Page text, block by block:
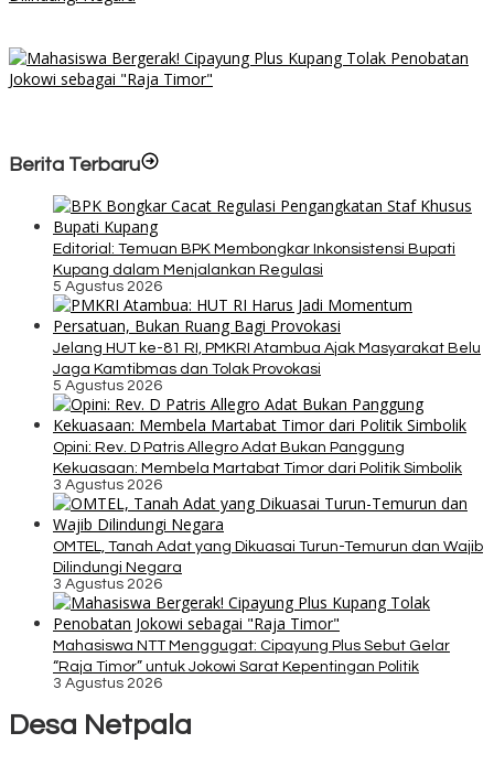
Berita Terbaru
Editorial: Temuan BPK Membongkar Inkonsistensi Bupati
Kupang dalam Menjalankan Regulasi
5 Agustus 2026
Jelang HUT ke-81 RI, PMKRI Atambua Ajak Masyarakat Belu
Jaga Kamtibmas dan Tolak Provokasi
5 Agustus 2026
Opini: Rev. D Patris Allegro Adat Bukan Panggung
Kekuasaan: Membela Martabat Timor dari Politik Simbolik
3 Agustus 2026
OMTEL, Tanah Adat yang Dikuasai Turun-Temurun dan Wajib
Dilindungi Negara
3 Agustus 2026
Mahasiswa NTT Menggugat: Cipayung Plus Sebut Gelar
“Raja Timor” untuk Jokowi Sarat Kepentingan Politik
3 Agustus 2026
Desa Netpala